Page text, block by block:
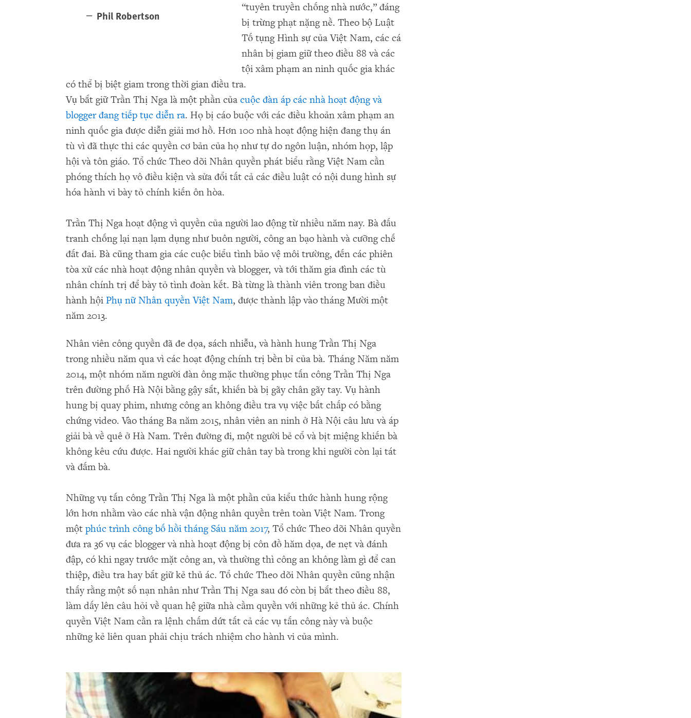
Phil Robertson
“tuyên truyền chống nhà nước,” đáng
bị trừng phạt nặng nề. Theo bộ Luật
Tố tụng Hình sự của Việt Nam, các cá
nhân bị giam giữ theo điều 88 và các
tội xâm phạm an ninh quốc gia khác
có thể bị biệt giam trong thời gian điều tra.
Vụ bắt giữ Trần Thị Nga là một phần của cuộc đàn áp các nhà hoạt động và
blogger đang tiếp tục diễn ra. Họ bị cáo buộc với các điều khoản xâm phạm an
ninh quốc gia được diễn giải mơ hồ. Hơn 100 nhà hoạt động hiện đang thụ án
tù vì đã thực thi các quyền cơ bản của họ như tự do ngôn luận, nhóm họp, lập
hội và tôn giáo. Tổ chức Theo dõi Nhân quyền phát biểu rằng Việt Nam cần
phóng thích họ vô điều kiện và sửa đổi tất cả các điều luật có nội dung hình sự
hóa hành vi bày tỏ chính kiến ôn hòa.
Trần Thị Nga hoạt động vì quyền của người lao động từ nhiều năm nay. Bà đấu
tranh chống lại nạn lạm dụng như buôn người, công an bạo hành và cưỡng chế
đất đai. Bà cũng tham gia các cuộc biểu tình bảo vệ môi trường, đến các phiên
tòa xử các nhà hoạt động nhân quyền và blogger, và tới thăm gia đình các tù
nhân chính trị để bày tỏ tình đoàn kết. Bà từng là thành viên trong ban điều
hành hội Phụ nữ Nhân quyền Việt Nam, được thành lập vào tháng Mười một
năm 2013.
Nhân viên công quyền đã đe dọa, sách nhiễu, và hành hung Trần Thị Nga
trong nhiều năm qua vì các hoạt động chính trị bền bỉ của bà. Tháng Năm năm
2014, một nhóm năm người đàn ông mặc thường phục tấn công Trần Thị Nga
trên đường phố Hà Nội bằng gậy sắt, khiến bà bị gãy chân gãy tay. Vụ hành
hung bị quay phim, nhưng công an không điều tra vụ việc bất chấp có bằng
chứng video. Vào tháng Ba năm 2015, nhân viên an ninh ở Hà Nội câu lưu và áp
giải bà về quê ở Hà Nam. Trên đường đi, một người bẻ cổ và bịt miệng khiến bà
không kêu cứu được. Hai người khác giữ chân tay bà trong khi người còn lại tát
và đấm bà.
Những vụ tấn công Trần Thị Nga là một phần của kiểu thức hành hung rộng
lớn hơn nhằm vào các nhà vận động nhân quyền trên toàn Việt Nam. Trong
một phúc trình công bố hồi tháng Sáu năm 2017, Tổ chức Theo dõi Nhân quyền
đưa ra 36 vụ các blogger và nhà hoạt động bị côn đồ hăm dọa, đe nẹt và đánh
đập, có khi ngay trước mặt công an, và thường thì công an không làm gì để can
thiệp, điều tra hay bắt giữ kẻ thủ ác. Tổ chức Theo dõi Nhân quyền cũng nhận
thấy rằng một số nạn nhân như Trần Thị Nga sau đó còn bị bắt theo điều 88,
làm dấy lên câu hỏi về quan hệ giữa nhà cầm quyền với những kẻ thủ ác. Chính
quyền Việt Nam cần ra lệnh chấm dứt tất cả các vụ tấn công này và buộc
những kẻ liên quan phải chịu trách nhiệm cho hành vi của mình.